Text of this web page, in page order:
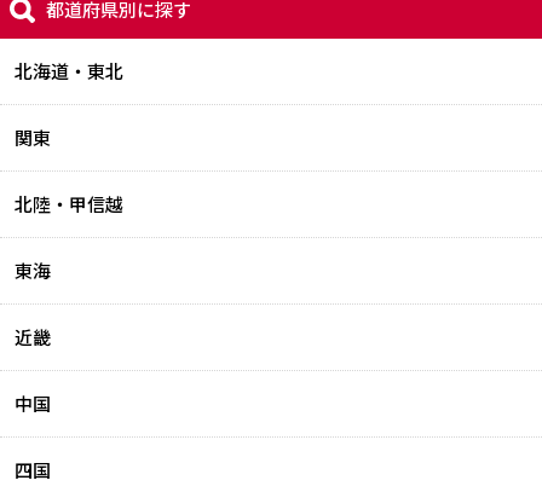
都道府県別に探す
北海道・東北
関東
北陸・甲信越
東海
近畿
中国
四国